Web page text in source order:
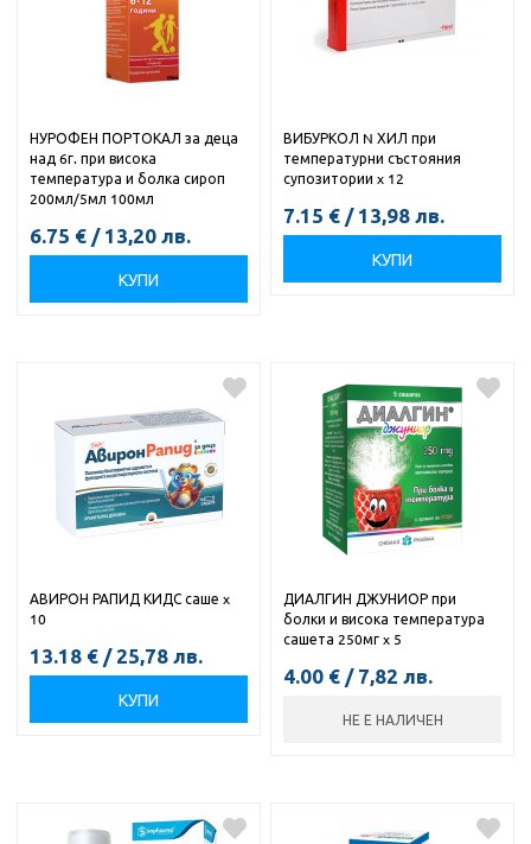
НУРОФЕН ПОРТОКАЛ за деца
над 6г. при висока
температура и болка сироп
200мл/5мл 100мл
6.75 € / 13,20 лв.
КУПИ
ВИБУРКОЛ N ХИЛ при
температурни състояния
супозитории x 12
7.15 € / 13,98 лв.
КУПИ
АВИРОН РАПИД КИДС саше x
10
13.18 € / 25,78 лв.
КУПИ
ДИАЛГИН ДЖУНИОР при
болки и висока температура
сашета 250мг x 5
4.00 € / 7,82 лв.
НЕ Е НАЛИЧЕН